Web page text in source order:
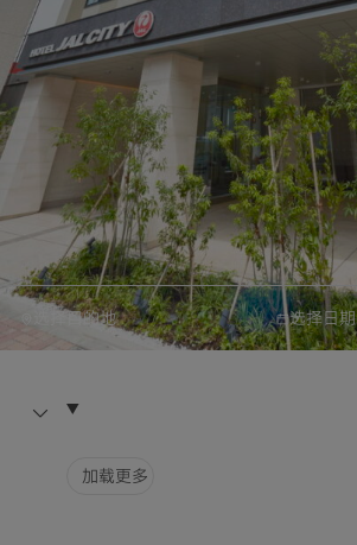
东京羽田日航都市
酒店信息
选择目的地 选择日期
选择目的地
加载更多